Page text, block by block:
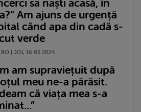
sa naști acasă, în
Am ajuns de urgență
când apa din cadă s-
verde
| JOI, 16.05.2024
am supraviețuit după
meu ne-a părăsit.
că viața mea s-a